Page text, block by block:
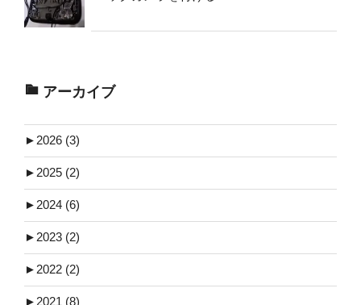
アーカイブ
►2026 (3)
►2025 (2)
►2024 (6)
►2023 (2)
►2022 (2)
► 2021 (8)